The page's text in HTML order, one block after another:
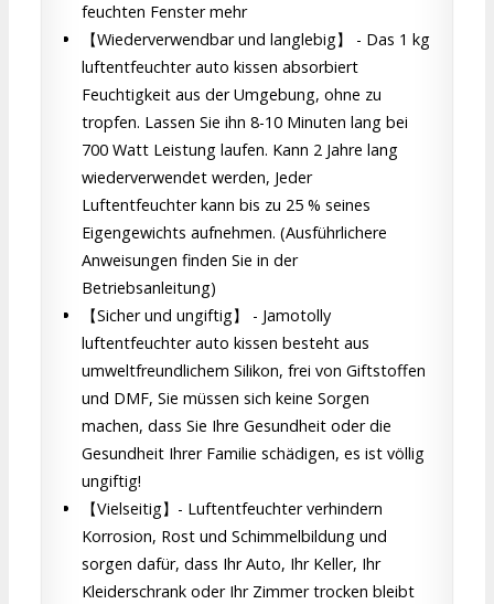
feuchten Fenster mehr
【Wiederverwendbar und langlebig】 - Das 1 kg
luftentfeuchter auto kissen absorbiert
Feuchtigkeit aus der Umgebung, ohne zu
tropfen. Lassen Sie ihn 8-10 Minuten lang bei
700 Watt Leistung laufen. Kann 2 Jahre lang
wiederverwendet werden, Jeder
Luftentfeuchter kann bis zu 25 % seines
Eigengewichts aufnehmen. (Ausführlichere
Anweisungen finden Sie in der
Betriebsanleitung)
【Sicher und ungiftig】 - Jamotolly
luftentfeuchter auto kissen besteht aus
umweltfreundlichem Silikon, frei von Giftstoffen
und DMF, Sie müssen sich keine Sorgen
machen, dass Sie Ihre Gesundheit oder die
Gesundheit Ihrer Familie schädigen, es ist völlig
ungiftig!
【Vielseitig】- Luftentfeuchter verhindern
Korrosion, Rost und Schimmelbildung und
sorgen dafür, dass Ihr Auto, Ihr Keller, Ihr
Kleiderschrank oder Ihr Zimmer trocken bleibt